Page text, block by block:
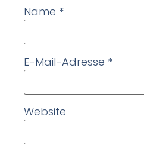
Name *
E-Mail-Adresse *
Website